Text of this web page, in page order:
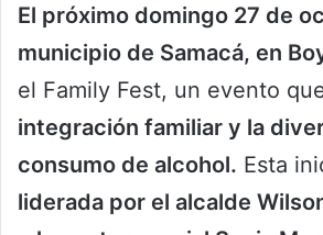
El próximo domingo 27 de
municipio de Samacá, en
el Family Fest, un evento
integración familiar y la
consumo de alcohol. Esta
liderada por el alcalde